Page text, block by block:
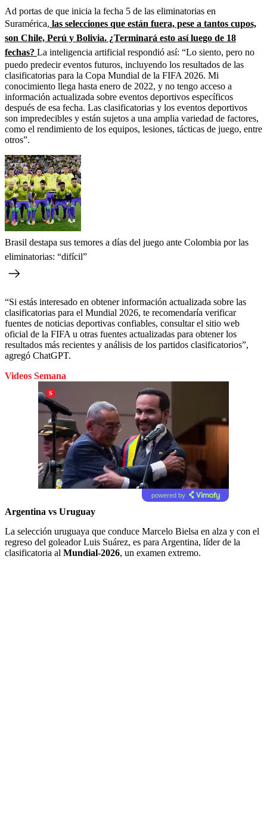
Ad portas de que inicia la fecha 5 de las eliminatorias en
Suramérica, las selecciones que están fuera, pese a tantos cupos,
son Chile, Perú y Bolivia. ¿Terminará esto así luego de 18
fechas? La inteligencia artificial respondió así: “Lo siento, pero no
puedo predecir eventos futuros, incluyendo los resultados de las
clasificatorias para la Copa Mundial de la FIFA 2026. Mi
conocimiento llega hasta enero de 2022, y no tengo acceso a
información actualizada sobre eventos deportivos específicos
después de esa fecha. Las clasificatorias y los eventos deportivos
son impredecibles y están sujetos a una amplia variedad de factores,
como el rendimiento de los equipos, lesiones, tácticas de juego, entre
otros”.
Brasil destapa sus temores a días del juego ante Colombia por las
eliminatorias: “difícil”
“Si estás interesado en obtener información actualizada sobre las
clasificatorias para el Mundial 2026, te recomendaría verificar
fuentes de noticias deportivas confiables, consultar el sitio web
oficial de la FIFA u otras fuentes actualizadas para obtener los
resultados más recientes y análisis de los partidos clasificatorios”,
agregó ChatGPT.
Videos Semana
powered by
Argentina vs Uruguay
La selección uruguaya que conduce Marcelo Bielsa en alza y con el
regreso del goleador Luis Suárez, es para Argentina, líder de la
clasificatoria al Mundial-2026, un examen extremo.